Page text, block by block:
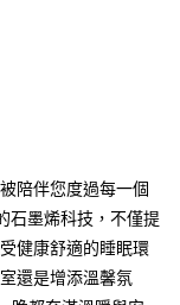
業銀行
行
業銀行
陪伴您度過每一個
石墨烯科技，不僅提
健康舒適的睡眠環
還是增添溫馨氛